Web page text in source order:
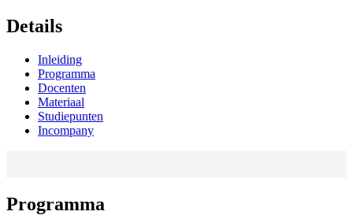
Details
Inleiding
Programma
Docenten
Materiaal
Studiepunten
Incompany
Programma